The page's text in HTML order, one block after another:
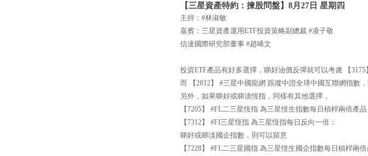
【三星資產特約：揀股問盤】8月27日 星期四
主持：#林淑敏
嘉賓：三星資產運用ETF投資策略副總裁 #凌子敬
信達國際研究部董事 #趙晞文
投資ETF產品有好多選擇，睇好油價反彈就可以考慮 【3175
而 【2812】 #三星中國龍網 跟蹤中證全球中國互聯網指數
另外，如果睇好或睇淡恆指，同樣有其他選擇，
【7205】 #FL二三星恆指 為三星恆生指數每日槓桿兩倍產品
【7312】 #FI三星恆指 為三星恆指每日反向一倍；
睇好或睇淡國企指數，則可以留意
【7228】 #FL二三星國指 為三星恆生國企指數每日槓桿兩倍